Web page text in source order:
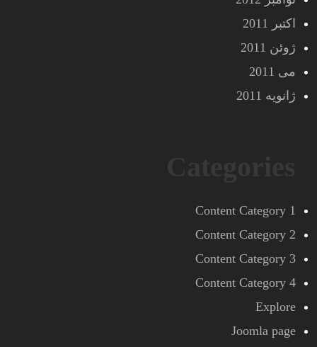
اکتبر 2011
ژوئن 2011
می 2011
ژانویه 2011
Content Category 1
Content Category 2
Content Category 3
Content Category 4
Explore
Joomla page